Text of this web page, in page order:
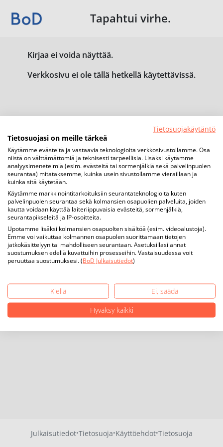
Tapahtui virhe.
Kirjaa ei voida näyttää.
Verkkosivu ei ole tällä hetkellä käytettävissä.
Julkaisutiedot·Tietosuoja·Käyttöehdot·Tietosuoja
Tietosuojakäytäntö
Tietosuojasi on meille tärkeä
Käytämme evästeitä ja vastaavia teknologioita verkkosivustollamme. Osa
niistä on välttämättömiä ja teknisesti tarpeellisia. Lisäksi käytämme
analyysimenetelmiä (esim. evästeitä tai sormenjälkiä sekä palvelinpuolen
seurantaa) mitataksemme, kuinka usein sivustollamme vieraillaan ja
kuinka sitä käytetään.
Käytämme markkinointitarkoituksiin seurantateknologioita kuten
palvelinpuolen seurantaa sekä kolmansien osapuolien palveluita, joiden
kautta voidaan käyttää laiteriippuvaisia evästeitä, sormenjälkiä,
seurantapikseleitä ja IP-osoitteita.
Upotamme lisäksi kolmansien osapuolten sisältöä (esim. videoalustoja).
Emme voi vaikuttaa kolmannen osapuolen suorittamaan tietojen
jatkokäsittelyyn tai mahdolliseen seurantaan. Asetuksillasi annat
suostumuksen edellä kuvattuihin prosesseihin. Vastaisuudessa voit
peruuttaa suostumuksesi. (BoD Julkaisutiedot)
Kiellä
Ei, säädä
Hyväksy kaikki